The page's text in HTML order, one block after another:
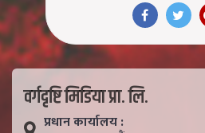
वर्गदृष्टि मिडिया प्रा. लि.
प्रधान कार्यालय :